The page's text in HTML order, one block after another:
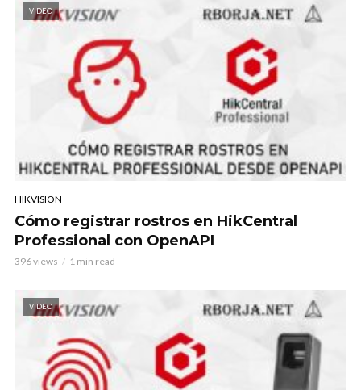
VIDEO
HIKVISION
Cómo registrar rostros en HikCentral
Professional con OpenAPI
396 views 1 min read
VIDEO